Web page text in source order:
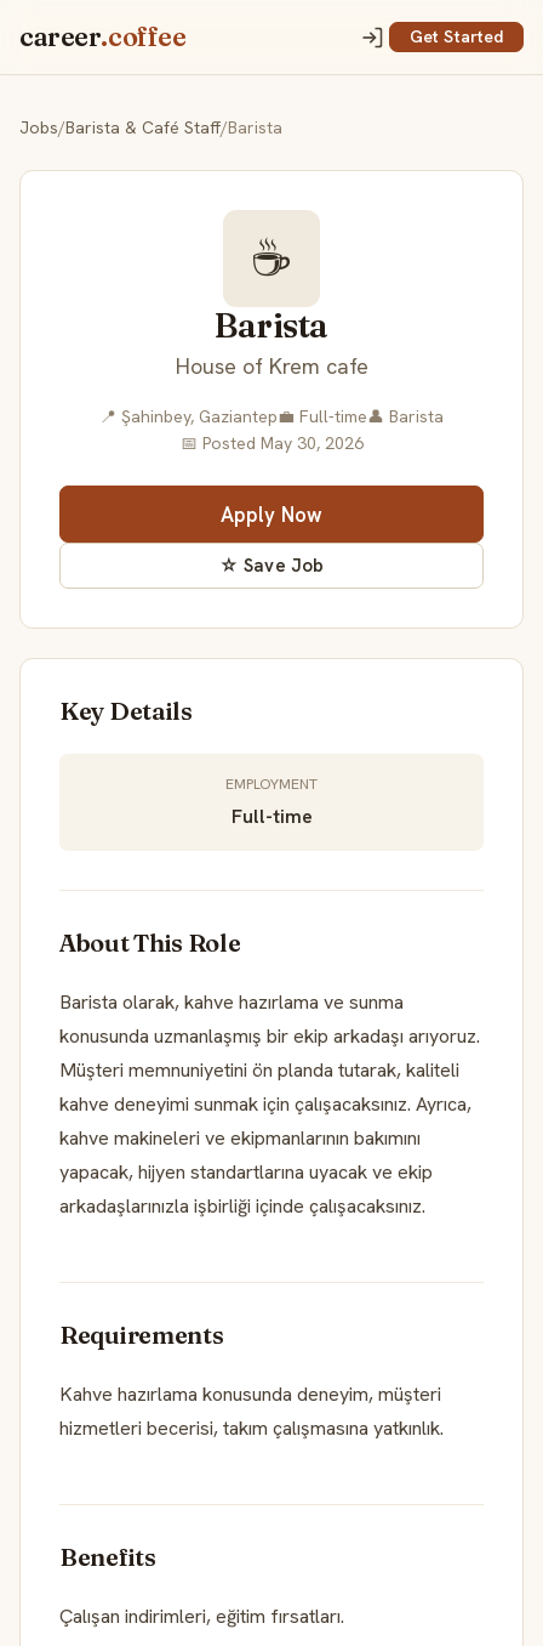
career.coffee Get Started
Jobs/Barista & Café Staff/Barista
☕
Barista
House of Krem cafe
📍 Şahinbey, Gaziantep💼 Full-time👤 Barista
📅 Posted May 30, 2026
Apply Now
☆ Save Job
Key Details
EMPLOYMENT
Full-time
About This Role
Barista olarak, kahve hazırlama ve sunma
konusunda uzmanlaşmış bir ekip arkadaşı arıyoruz.
Müşteri memnuniyetini ön planda tutarak, kaliteli
kahve deneyimi sunmak için çalışacaksınız. Ayrıca,
kahve makineleri ve ekipmanlarının bakımını
yapacak, hijyen standartlarına uyacak ve ekip
arkadaşlarınızla işbirliği içinde çalışacaksınız.
Requirements
Kahve hazırlama konusunda deneyim, müşteri
hizmetleri becerisi, takım çalışmasına yatkınlık.
Benefits
Çalışan indirimleri, eğitim fırsatları.